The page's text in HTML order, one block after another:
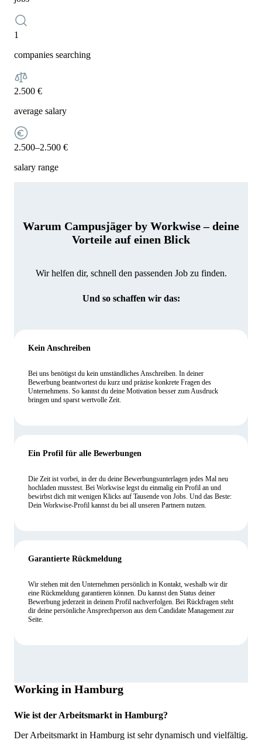
1
companies searching
2.500 €
average salary
2.500–2.500 €
salary range
Warum Campusjäger by Workwise – deine
Vorteile auf einen Blick
Wir helfen dir, schnell den passenden Job zu finden.
Und so schaffen wir das:
Kein Anschreiben
Bei uns benötigst du kein umständliches Anschreiben. In deiner
Bewerbung beantwortest du kurz und präzise konkrete Fragen des
Unternehmens. So kannst du deine Motivation besser zum Ausdruck
bringen und sparst wertvolle Zeit.
Ein Profil für alle Bewerbungen
Die Zeit ist vorbei, in der du deine Bewerbungsunterlagen jedes Mal neu
hochladen musstest. Bei Workwise legst du einmalig ein Profil an und
bewirbst dich mit wenigen Klicks auf Tausende von Jobs. Und das Beste:
Dein Workwise-Profil kannst du bei all unseren Partnern nutzen.
Garantierte Rückmeldung
Wir stehen mit den Unternehmen persönlich in Kontakt, weshalb wir dir
eine Rückmeldung garantieren können. Du kannst den Status deiner
Bewerbung jederzeit in deinem Profil nachverfolgen. Bei Rückfragen steht
dir deine persönliche Ansprechperson aus dem Candidate Management zur
Seite.
Working in Hamburg
Wie ist der Arbeitsmarkt in Hamburg?
Der Arbeitsmarkt in Hamburg ist sehr dynamisch und vielfältig.